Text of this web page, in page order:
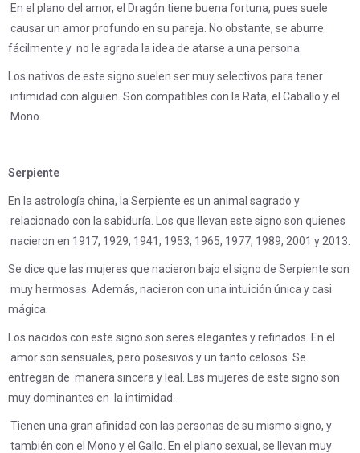
En el plano del amor, el Dragón tiene buena fortuna, pues suele
causar un amor profundo en su pareja. No obstante, se aburre
fácilmente y no le agrada la idea de atarse a una persona.
Los nativos de este signo suelen ser muy selectivos para tener
intimidad con alguien. Son compatibles con la Rata, el Caballo y el
Mono.
Serpiente
En la astrología china, la Serpiente es un animal sagrado y
relacionado con la sabiduría. Los que llevan este signo son quienes
nacieron en 1917, 1929, 1941, 1953, 1965, 1977, 1989, 2001 y 2013.
Se dice que las mujeres que nacieron bajo el signo de Serpiente son
muy hermosas. Además, nacieron con una intuición única y casi
mágica.
Los nacidos con este signo son seres elegantes y refinados. En el
amor son sensuales, pero posesivos y un tanto celosos. Se
entregan de manera sincera y leal. Las mujeres de este signo son
muy dominantes en la intimidad.
Tienen una gran afinidad con las personas de su mismo signo, y
también con el Mono y el Gallo. En el plano sexual, se llevan muy